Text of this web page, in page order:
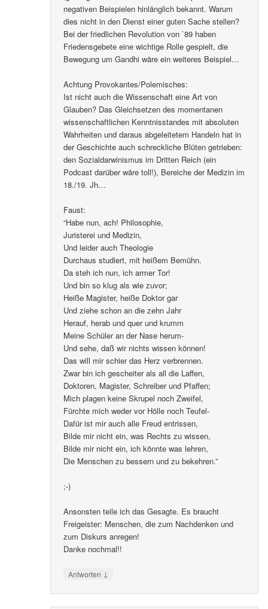
negativen Beispielen hinlänglich bekannt. Warum
dies nicht in den Dienst einer guten Sache stellen?
Bei der friedlichen Revolution von `89 haben
Friedensgebete eine wichtige Rolle gespielt, die
Bewegung um Gandhi wäre ein weiteres Beispiel…
Achtung Provokantes/Polemisches:
Ist nicht auch die Wissenschaft eine Art von
Glauben? Das Gleichsetzen des momentanen
wissenschaftlichen Kenntnisstandes mit absoluten
Wahrheiten und daraus abgeleitetem Handeln hat in
der Geschichte auch schreckliche Blüten getrieben:
den Sozialdarwinismus im Dritten Reich (ein
Podcast darüber wäre toll!), Bereiche der Medizin im
18./19. Jh…
Faust:
“Habe nun, ach! Philosophie,
Juristerei und Medizin,
Und leider auch Theologie
Durchaus studiert, mit heißem Bemühn.
Da steh ich nun, ich armer Tor!
Und bin so klug als wie zuvor;
Heiße Magister, heiße Doktor gar
Und ziehe schon an die zehn Jahr
Herauf, herab und quer und krumm
Meine Schüler an der Nase herum-
Und sehe, daß wir nichts wissen können!
Das will mir schier das Herz verbrennen.
Zwar bin ich gescheiter als all die Laffen,
Doktoren, Magister, Schreiber und Pfaffen;
Mich plagen keine Skrupel noch Zweifel,
Fürchte mich weder vor Hölle noch Teufel-
Dafür ist mir auch alle Freud entrissen,
Bilde mir nicht ein, was Rechts zu wissen,
Bilde mir nicht ein, ich könnte was lehren,
Die Menschen zu bessern und zu bekehren.”
;-)
Ansonsten teile ich das Gesagte. Es braucht
Freigeister: Menschen, die zum Nachdenken und
zum Diskurs anregen!
Danke nochmal!!
Antworten ↓